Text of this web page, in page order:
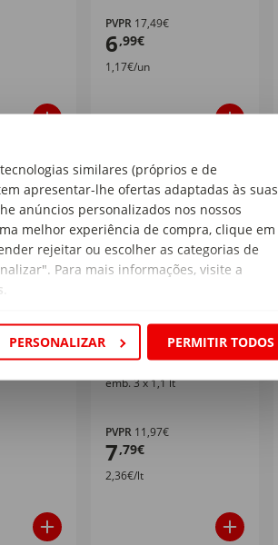
similares (próprios e de
apresentar-lhe ofertas adaptadas às suas
anúncios personalizados nos nossos
melhor experiência de compra, clique em
rejeitar ou escolher as categorias de
Para mais informações, visite a
PERSONALIZAR PERMITIR TODOS
PVPR 17,49€
6,99€
1,17€/un
Finish
Mais de
30 %
Lava Tudo Líquido
Brilhante Madeiras
Sonasol
emb. 3 x 1,1 lt
PVPR 11,97€
7,79€
2,36€/lt